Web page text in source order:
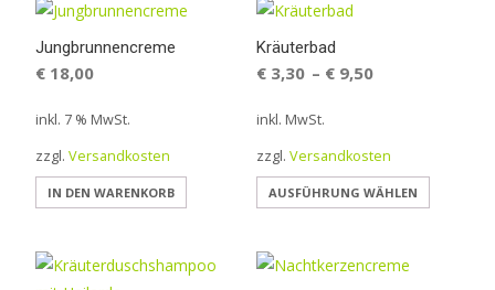
Jungbrunnencreme
€ 18,00
inkl. 7 % MwSt.
zzgl. Versandkosten
IN DEN WARENKORB
Kräuterbad
€3,30 – €9,50
inkl. MwSt.
zzgl. Versandkosten
AUSFÜHRUNG WÄHLEN